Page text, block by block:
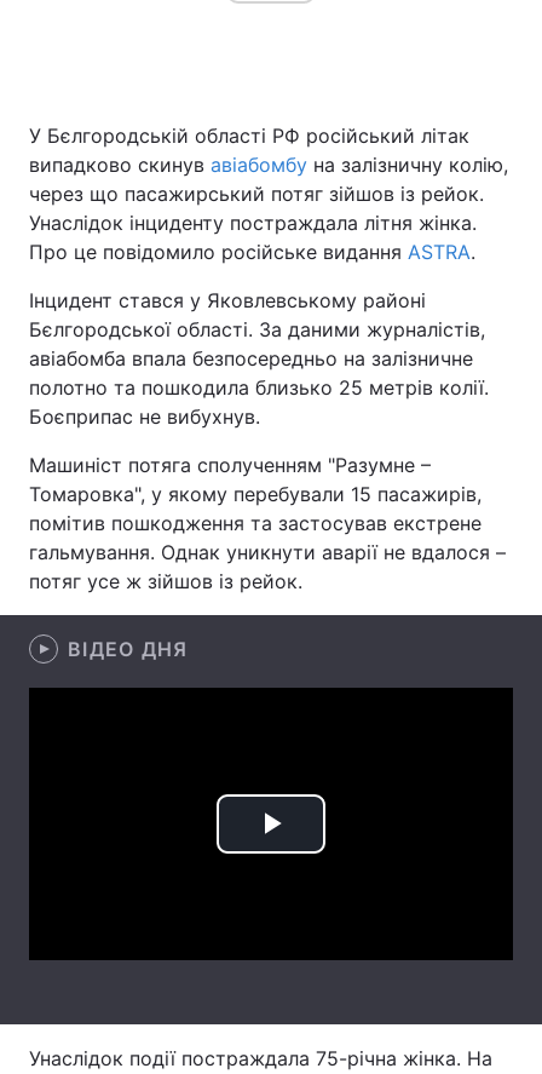
Головна Війна
Україна Політика
Економіка Світ
Спорт Наука
Техно і зв'язок Лайт
Зброя
Здоров'я Туризм
Цікавинки Погода
Екологія
Вакансії
У Бєлгородській області РФ російський літак
випадково скинув авіабомбу на залізничну колію,
через що пасажирський потяг зійшов із рейок.
Унаслідок інциденту постраждала літня жінка.
Про це повідомило російське видання ASTRA.
Інцидент стався у Яковлевському районі
Бєлгородської області. За даними журналістів,
авіабомба впала безпосередньо на залізничне
полотно та пошкодила близько 25 метрів колії.
Боєприпас не вибухнув.
Машиніст потяга сполученням "Разумне –
Томаровка", у якому перебували 15 пасажирів,
помітив пошкодження та застосував екстрене
гальмування. Однак уникнути аварії не вдалося –
потяг усе ж зійшов із рейок.
ВІДЕО ДНЯ
Play
Унаслідок події постраждала 75-річна жінка. На